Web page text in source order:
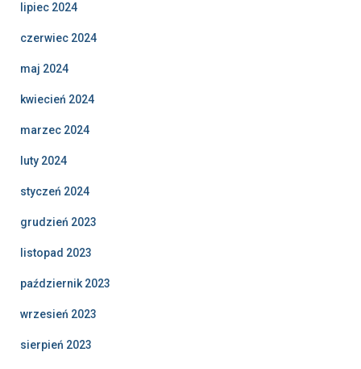
lipiec 2024
czerwiec 2024
maj 2024
kwiecień 2024
marzec 2024
luty 2024
styczeń 2024
grudzień 2023
listopad 2023
październik 2023
wrzesień 2023
sierpień 2023